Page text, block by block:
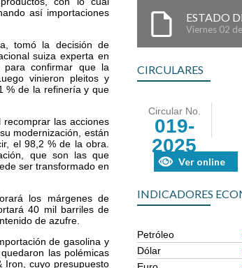
así importaciones
tomó la decisión de
suiza experta en
confirmar que la
vinieron pleitos y
% de la refinería y que
las acciones
modernización, están
el 98,2 % de la obra.
que son las que
ser transformado en
los márgenes de
40 mil barriles de
de azufre.
de gasolina y
las polémicas
Iron, cuyo presupuesto
ESTADO
Viernes 02
CIRCULARES
Circular No.
019-
2025
Ver online
INDICADORES
Petróleo
Dólar